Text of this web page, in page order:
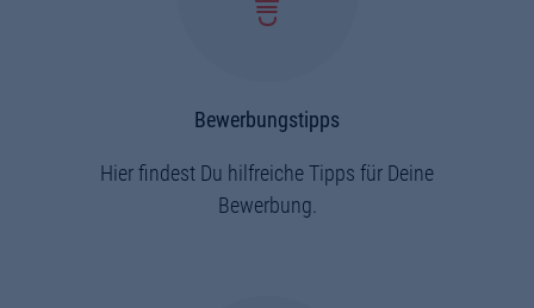
Bewerbungstipps
Hier findest Du hilfreiche Tipps für Deine
Bewerbung.